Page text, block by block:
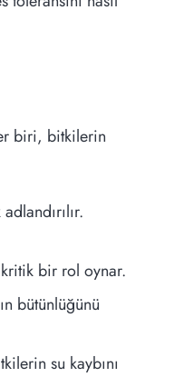
biri, bitkilerin
bir rol oynar.
bütünlüğünü
su kaybını